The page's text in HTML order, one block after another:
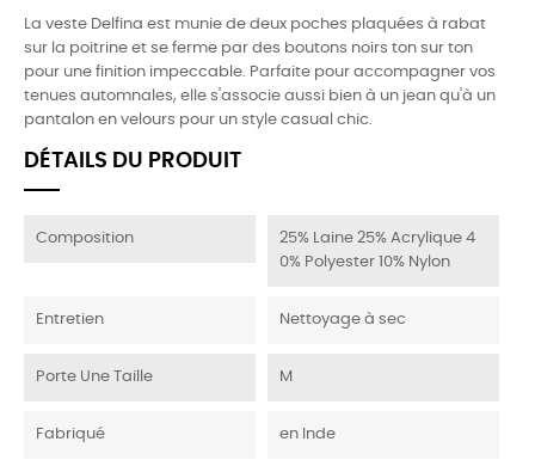
La veste Delfina est munie de deux poches plaquées à rabat
sur la poitrine et se ferme par des boutons noirs ton sur ton
pour une finition impeccable. Parfaite pour accompagner vos
tenues automnales, elle s'associe aussi bien à un jean qu'à un
pantalon en velours pour un style casual chic.
DÉTAILS DU PRODUIT
Composition
25% Laine 25% Acrylique 4
0% Polyester 10% Nylon
Entretien Nettoyage à sec
Porte Une Taille M
Fabriqué en Inde